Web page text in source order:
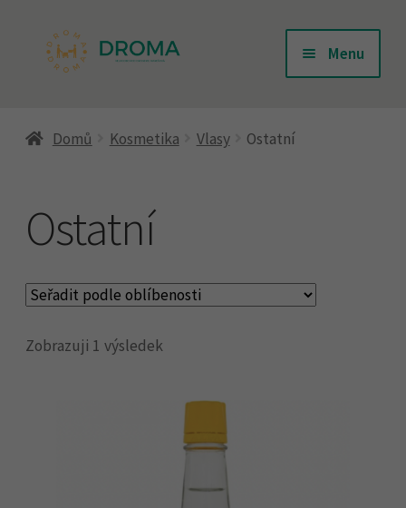
Přeskočit
Přejít
webu
Menu
Kontakty
Košík
Můj účet
Domů Kosmetika Vlasy Ostatní
Ostatní
Zobrazuji 1 výsledek